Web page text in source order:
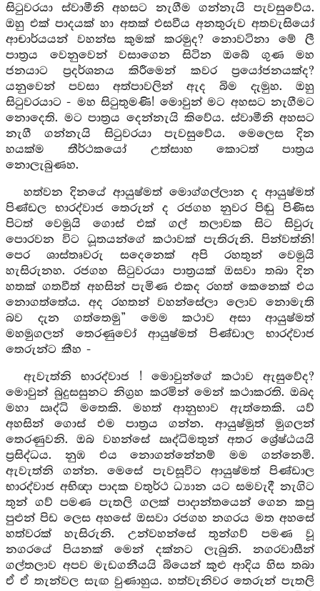
සිටුවරයා ස්වාමීනි අහසට නැගීම ගන්නැයි පැවසුවේය.
ඔහු එක් පාදයක් හා අතක් එසවීය අනතුරුව අතවැසියෝ
ආචාර්යයන් වහන්ස කුමක් කරමුද? නොවටිනා මේ ලී
පාත්‍රය වෙනුවෙන් වසාගෙන සිටින ඔබේ ගුණ මහ
ජනයාට ප්‍රදර්ශනය කිරීමෙන් කවර ප්‍රයෝජනයක්ද?
යනුවෙන් පවසා අත්පාවලින් ඇද බිම දැමුහ. ඔහු
සිටුවරයාට - මහ සිටුතුමණි! මොවුන් මට අහසට නැගීමට
නොදෙති. මට පාත්‍රය දෙන්නැයි කිවේය. ස්වාමීනි අහසට
නැගී ගන්නැයි සිටුවරයා පැවසුවේය. මෙලෙස දින
හයක්ම තීර්ථකයෝ උත්සාහ කොටත් පාත්‍රය
නොලැබුණහ.
හත්වන දිනයේ ආයුෂ්මත් මොග්ගල්ලාන ද ආයුෂ්මත්
පිණ්ඩල භාරද්වාජ තෙරුන් ද රජගහ නුවර පිඬු පිණිස
පිටත් වෙමුයි ගොස් එක් ගල් තලාවක සිට සිවුරු
පොරවන විට ධූතයන්ගේ කථාවක් පැතිරුනි. පින්වත්නි!
පෙර ශාස්තෘවරු සදෙනෙක් අපි රහතුන් වෙමුයි
හැසිරුනහ. රජගහ සිටුවරයා පාත්‍රයක් ඔසවා තබා දින
හතක් ගතවීත් අහසින් පැමිණ එකද රහත් කෙනෙක් එය
නොගත්තේය. අද රහතන් වහන්සේලා ලොව නොමැති
බව දැන ගත්තෙමු” මෙම කථාව අසා ආයුෂ්මත්
මහමුගලන් තෙරණුවෝ ආයුෂ්මත් පිණ්ඩාල භාරද්වාජ
තෙරුන්ට කීහ -
ඇවැත්නි භාරද්වාජ ! මොවුන්ගේ කථාව ඇසුවේද?
මොවුන් බුදුසසුනට නිග්‍රහ කරමින් මෙන් කථාකරති. ඔබද
මහා ඍද්ධි මතෙකි. මහත් ආනුභාව ඇත්තෙකි. යව්
අහසින් ගොස් එම පාත්‍රය ගන්න. ආයුෂ්මුත් මුගලන්
තෙරණුවනි. ඔබ වහන්සේ ඍද්ධිමතුන් අතර ශ්‍රේෂ්ඨයයි
ප්‍රසිද්ධය. නුඹ එය නොගන්නේනම් මම ගන්නෙමි.
ඇවැත්නි ගන්න. මෙසේ පැවසූවිට ආයුෂ්මත් පිණ්ඩාල
භාරද්වාජ අභිඥා පාදක වතුර්ථ ධ්‍යාන යට සමවැදී නැගිට
තුන් ගව් පමණ පැතලි ගලක් පාදාන්තයෙන් ගෙන කපු
පුළුන් පිඩ ලෙස අහසේ ඔසවා රජගහ නගරය මත අහසේ
හත්වරක් හැසිරුනි. උන්වහන්සේ තුන්ගව් පමණ වූ
නගරයේ පියනක් මෙන් දක්නට ලැබුනි. නගරවාසීන්
ගල්තලාව අපව මැඩගනීයයි බියෙන් කුළු ආදිය හිස තබා
ඒ ඒ තැන්වල සැඟ වුණාහුය. හත්වැනිවර තෙරුන් පැතලි